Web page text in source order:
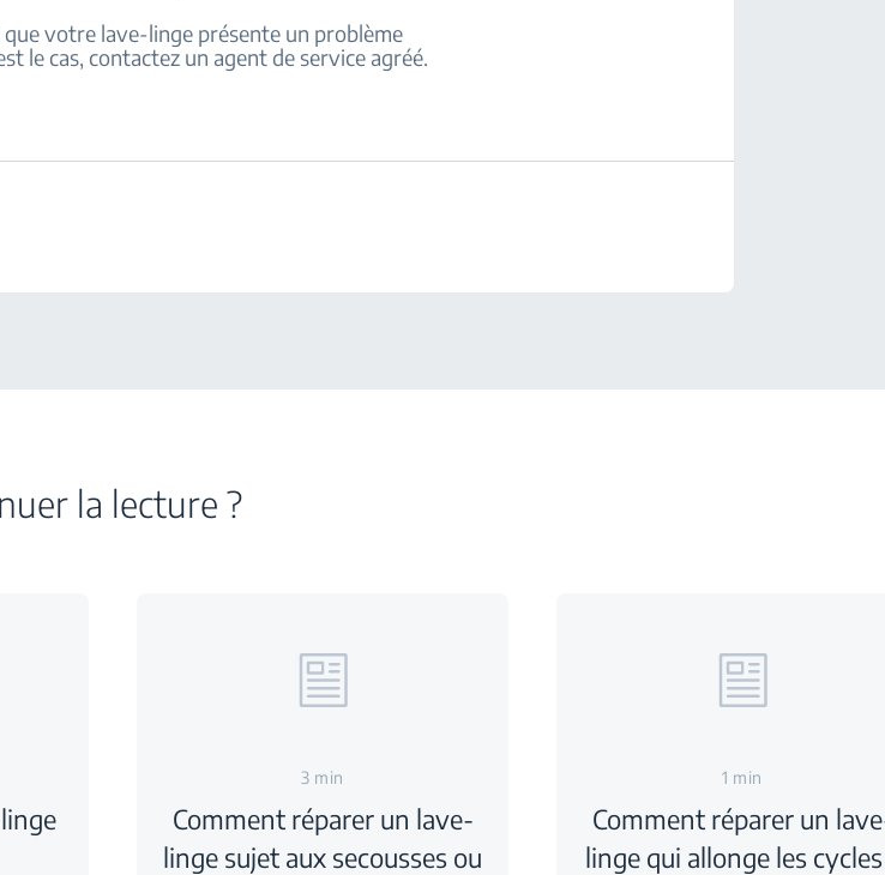
votre lave-linge présente un problème
le cas, contactez un agent de service agréé.
la lecture ?
3 min
Comment réparer un lave-
linge sujet aux secousses ou
1 min
Comment réparer un
linge qui allonge les